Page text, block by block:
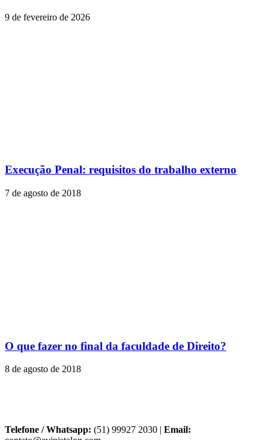
9 de fevereiro de 2026
Execução Penal: requisitos do trabalho externo
7 de agosto de 2018
O que fazer no final da faculdade de Direito?
8 de agosto de 2018
Telefone / Whatsapp: (51) 99927 2030 | Email: